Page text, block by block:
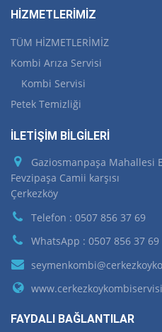
HİZMETLERİMİZ
TÜM HİZMETLERİMİZ
Kombi Arıza Servisi
Kombi Servisi
Petek Temizliği
İLETİŞİM BİLGİLERİ
Gaziosmanpaşa Mahallesi
Fevzipaşa Camii karşısı
Çerkezköy
Telefon : 0507 856 37 69
WhatsApp : 0507 856 37 69
FAYDALI BAĞLANTILAR